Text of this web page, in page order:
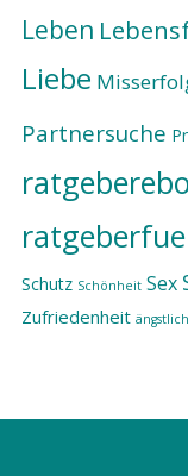
Leben
Liebe
Partnersuche
Schutz Schönheit Sex
Zufriedenheit ängstlich